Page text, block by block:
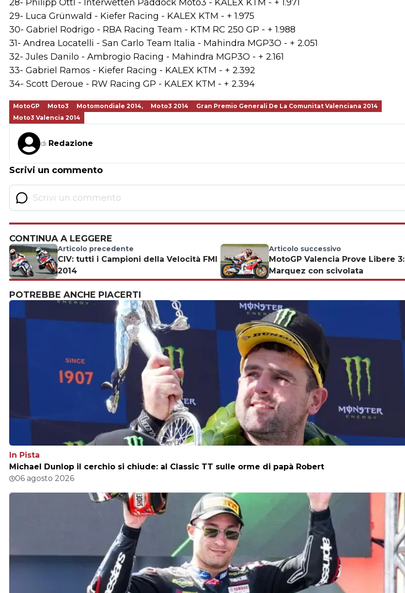
28- Philipp Öttl - Interwetten Paddock Moto3 - KALEX KTM - + 1.971
29- Luca Grünwald - Kiefer Racing - KALEX KTM - + 1.975
30- Gabriel Rodrigo - RBA Racing Team - KTM RC 250 GP - + 1.988
31- Andrea Locatelli - San Carlo Team Italia - Mahindra MGP3O - + 2.051
32- Jules Danilo - Ambrogio Racing - Mahindra MGP3O - + 2.161
33- Gabriel Ramos - Kiefer Racing - KALEX KTM - + 2.392
34- Scott Deroue - RW Racing GP - KALEX KTM - + 2.394
MotoGP Moto3 Motomondiale 2014, Moto3 2014
Gran Premio Generali De La Comunitat Valenciana 2014
Moto3 Valencia 2014
di Redazione
Scrivi un commento
CONTINUA A LEGGERE
Articolo precedente
CIV: tutti i Campioni della Velocità FMI
2014
Articolo successivo
MotoGP Valencia Prove Libere 3:
Marquez con scivolata
POTREBBE ANCHE PIACERTI
In Pista
Michael Dunlop il cerchio si chiude: al Classic TT sulle orme di papà Robert
06 agosto 2026